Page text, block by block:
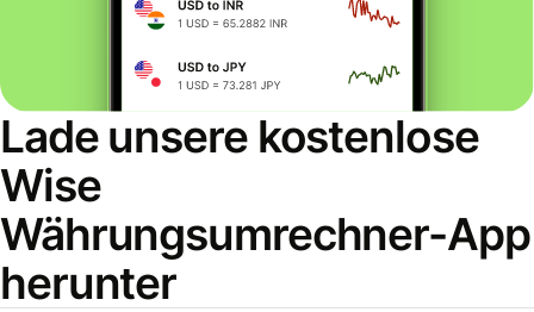
Lade unsere kostenlose
Wise
Währungsumrechner-App
herunter